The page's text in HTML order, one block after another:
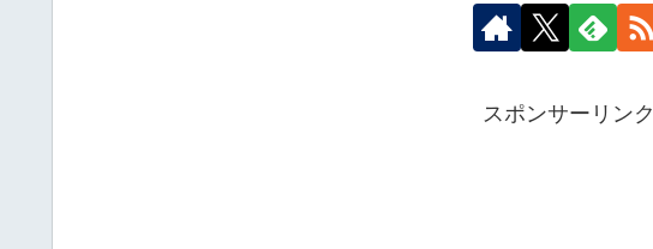
スポンサーリンク